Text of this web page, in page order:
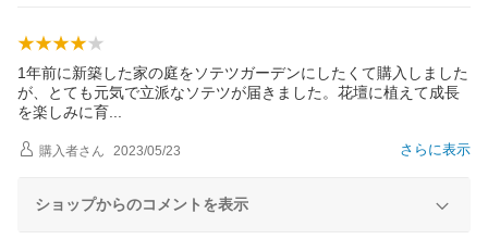
1年前に新築した家の庭をソテツガーデンにしたくて購入しました
が、とても元気で立派なソテツが届きました。花壇に植えて成長
を楽しみに育
さらに表示
購入者さん 2023/05/23
ショップからのコメントを表示